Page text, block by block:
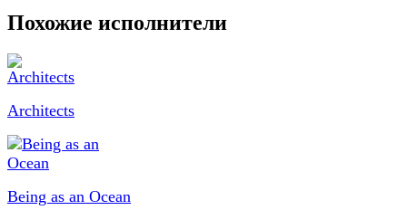
Похожие исполнители
Architects
Being as an Ocean